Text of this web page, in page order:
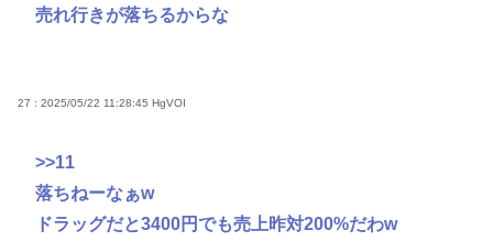
売れ行きが落ちるからな
27 : 2025/05/22 11:28:45 HgVOI
>>11
落ちねーなぁw
ドラッグだと3400円でも売上昨対200%だわw